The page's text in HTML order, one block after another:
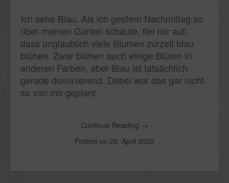
Ich sehe Blau. Als ich gestern Nachmittag so
über meinen Garten schaute, fiel mir auf,
dass unglaublich viele Blumen zurzeit blau
blühen. Zwar blühen auch einige Blüten in
anderen Farben, aber Blau ist tatsächlich
gerade dominierend. Dabei war das gar nicht
so von mir geplant.
Continue Reading →
Posted on 28. April 2022